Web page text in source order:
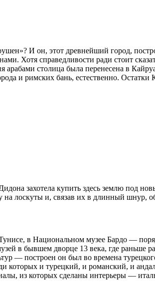
И он, этот древнейший город,
Хотя справедливости ради стоит
столица была перенесена в
и римских бань, естественно.
захотела купить здесь землю
лоскуты и, связав их в длинный шнур,
в Национальном музее Бардо —
в бывшем дворце 13 века, где
— построен он был во времена
которых и турецкий, и романский, и
из которых сделаны интерьеры —